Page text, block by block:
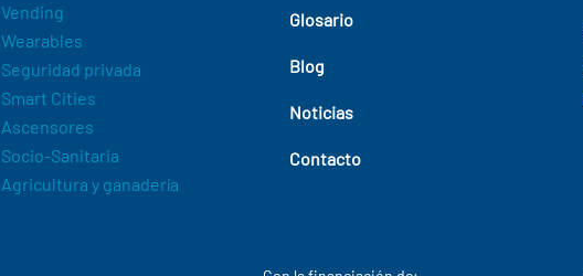
Vending
Wearables
Seguridad privada
Smart Cities
Ascensores
Socio-Sanitaria
Agricultura y ganadería
Glosario
Blog
Noticias
Contacto